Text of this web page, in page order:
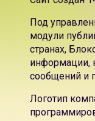
Под
модули
странах,
информации,
сообщений и
Логотип